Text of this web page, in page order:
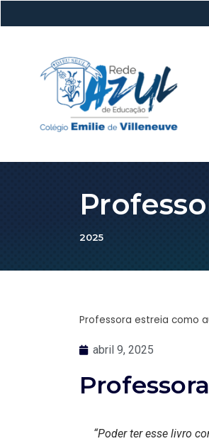
2025
Professora estreia como
abril 9, 2025
“Poder ter esse livro